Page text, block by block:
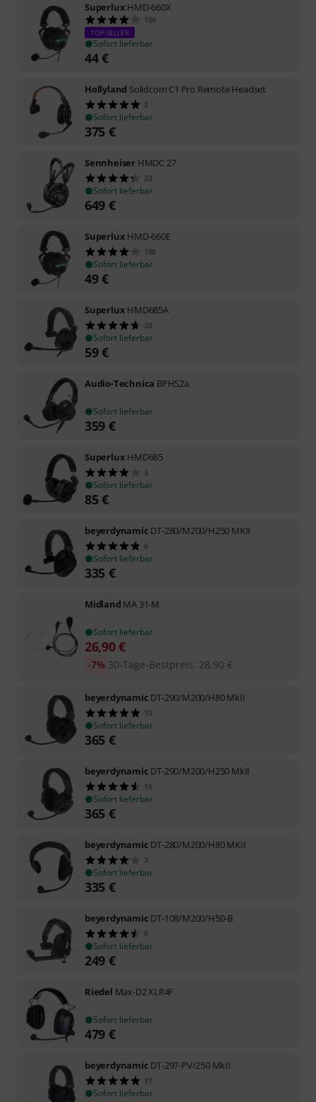
Superlux HMD-660X
104
TOP-SELLER
Sofort lieferbar
44€
Hollyland Solidcom C1 Pro Remote Headset
2
Sofort lieferbar
375 €
Sennheiser HMDC 27
23
Sofort lieferbar
649 €
Superlux HMD-660E
108
Sofort lieferbar
49€
Superlux HMD685A
38
Sofort lieferbar
59€
Audio-Technica BPHS2a
Sofort lieferbar
359 €
Superlux HMD685
3
Sofort lieferbar
85€
beyerdynamic DT-280/M200/H250 MKII
6
Sofort lieferbar
335 €
Midland MA 31-M
Sofort lieferbar
26,90€
30-Tage-Bestpreis: 28,90 €
-7%
beyerdynamic DT-290/M200/H80 MkII
13
Sofort lieferbar
365 €
beyerdynamic DT-290/M200/H250 MkII
16
Sofort lieferbar
365 €
beyerdynamic DT-280/M200/H80 MKII
3
Sofort lieferbar
335 €
beyerdynamic DT-108/M200/H50-B
8
Sofort lieferbar
249 €
Riedel Max-D2 XLR4F
Sofort lieferbar
479 €
beyerdynamic DT-297-PV/250 MkII
17
Sofort lieferbar